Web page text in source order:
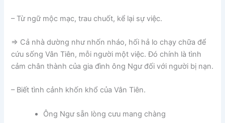
– Từ ngữ mộc mạc, trau chuốt, kể lại sự việc.
⇒ Cả nhà dường như nhốn nháo, hối hả lo chạy chữa để
cứu sống Vân Tiên, mỗi người một việc. Đó chính là tình
cảm chân thành của gia đình ông Ngư đối với người bị nạn.
– Biết tình cảnh khốn khổ của Vân Tiên.
Ông Ngư sẵn lòng cưu mang chàng